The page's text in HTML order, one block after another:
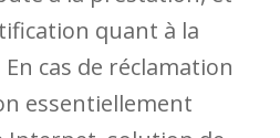
quant à la
cas de réclamation
essentiellement